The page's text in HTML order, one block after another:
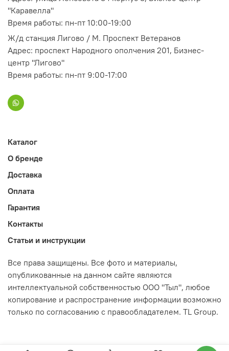
"Каравелла"
Время работы: пн-пт 10:00-19:00
Ж/д станция Лигово / М. Проспект Ветеранов
Адрес: проспект Народного ополчения 201, Бизнес-
центр "Лигово"
Время работы: пн-пт 9:00-17:00
Каталог
О бренде
Доставка
Оплата
Гарантия
Контакты
Статьи и инструкции
Все права защищены. Все фото и материалы,
опубликованные на данном сайте являются
интеллектуальной собственностью ООО "Тыл", любое
копирование и распространение информации возможно
только по согласованию с правообладателем. TL Group.